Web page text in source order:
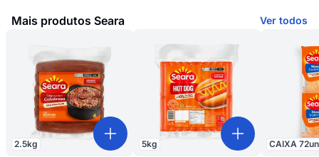
Mais produtos Seara Ver todos
2.5kg 5kg CAIXA72un